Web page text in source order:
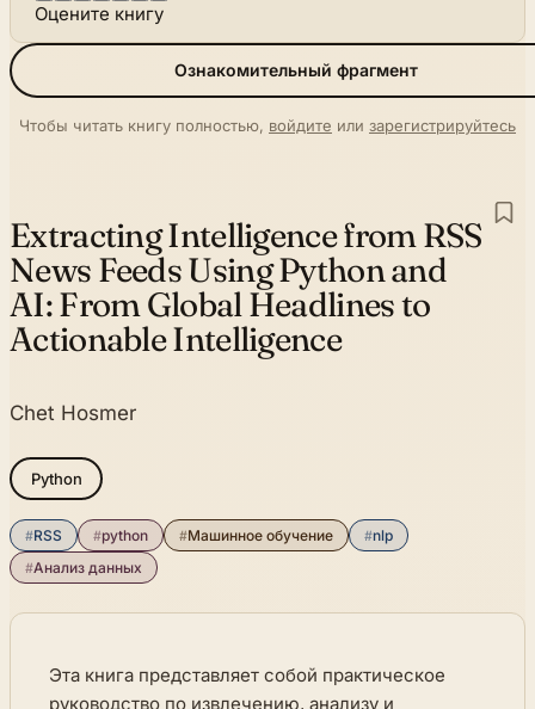
Оцените книгу
Ознакомительный фрагмент
Чтобы читать книгу полностью, войдите или зарегистрируйтесь
Extracting Intelligence from RSS
News Feeds Using Python and
AI:From Global Headlines to
Actionable Intelligence
Chet Hosmer
Python
#RSS #python #Машинное обучение #nlp
#Анализ данных
Эта книга представляет собой практическое
руководство по извлечению, анализу и